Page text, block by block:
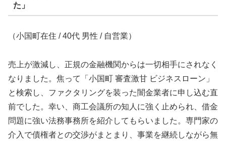
た」
（小国町在住 / 40代 男性 / 自営業）
売上が激減し、正規の金融機関からは一切相手にされなく
なりました。焦って「小国町 審査激甘 ビジネスローン」
と検索し、ファクタリングを装った闇金業者に申し込む直
前でした。幸い、商工会議所の知人に強く止められ、借金
問題に強い法務事務所を紹介してもらいました。専門家の
介入で債権者との交渉がまとまり、事業を継続しながら無